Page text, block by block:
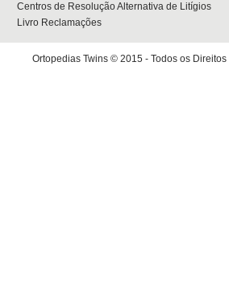
Centros de Resolução Alternativa de Litígios
Livro Reclamações
Ortopedias Twins © 2015 - Todos os Direitos